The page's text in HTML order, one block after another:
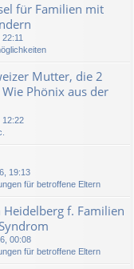
für Familien mit
Mutter, die 2
Phönix aus der
12:22
19:13
für betroffene Eltern
f. Familien
00:08
für betroffene Eltern